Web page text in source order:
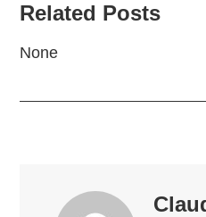
Related Posts
None